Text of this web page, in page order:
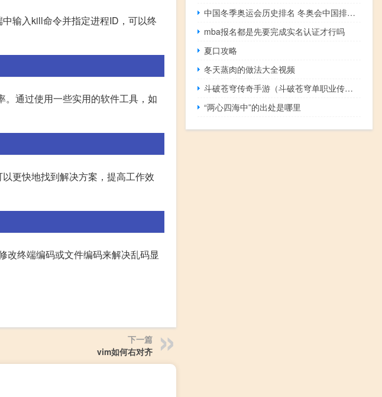
输入kill命令并指定进程ID，可以终
通过使用一些实用的软件工具，如
更快地找到解决方案，提高工作效
改终端编码或文件编码来解决乱码显
下一篇
vim如何右对齐
中国冬季奥运会历史排名 冬奥会中国排名第几
mba报名都是先要完成实名认证才行吗
夏口攻略
冬天蒸肉的做法大全视频
斗破苍穹传奇手游（斗破苍穹单职业传奇）
“两心四海中”的出处是哪里